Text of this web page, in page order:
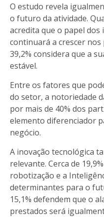
O estudo revela
o futuro da atividade.
acredita que o papel
continuará a crescer
39,2% considera que a
estável.
Entre os fatores que
do setor, a notoriedade
por mais de 40% dos
elemento diferenciador
negócio.
A inovação tecnológica
relevante. Cerca de
robotização e a
determinantes para o
15,1% defendem que o
prestados será